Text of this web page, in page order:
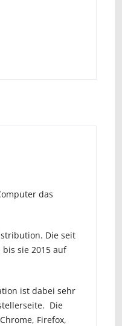
das
Die seit
sie 2015 auf
ist dabei sehr
Die
Firefox,